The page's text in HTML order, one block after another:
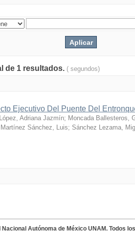
de 1 resultados. ( segundos)
Ejecutivo Del Puente Del
Adriana Jazmín; Moncada Ballesteros,
Martínez Sánchez, Luis; Sánchez Lezama,
Autónoma de México UNAM. Todos